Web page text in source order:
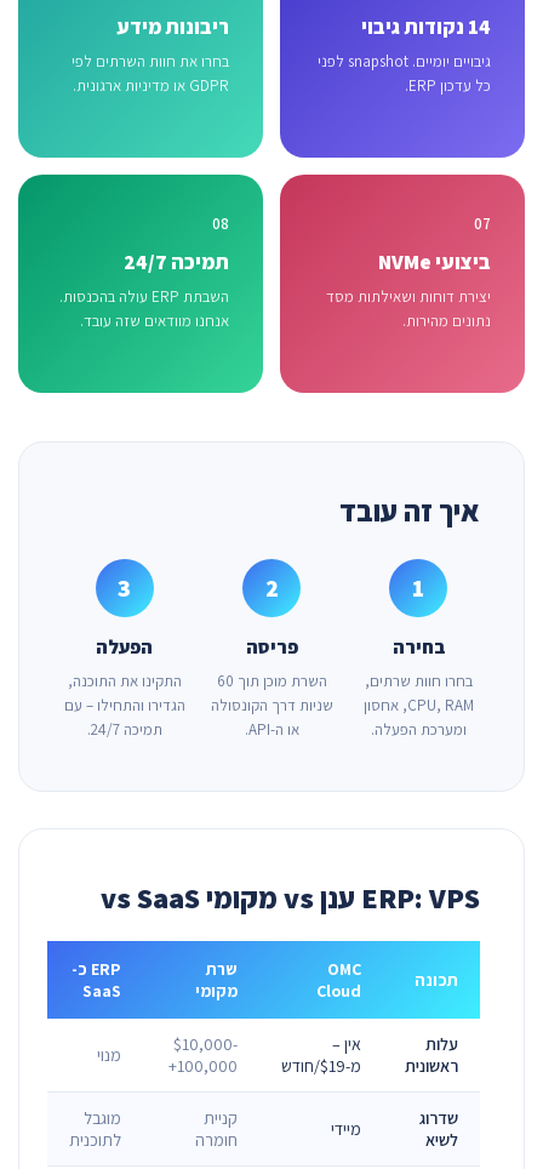
14 נקודות גיבוי
גיבויים יומיים. snapshot לפני
כל עדכון ERP.
ריבונות מידע
בחרו את חוות השרתים לפי
GDPR או מדיניות ארגונית.
07
ביצועי NVMe
יצירת דוחות ושאילתות מסד
נתונים מהירות.
08
תמיכה 24/7
השבתת ERP עולה בהכנסות.
אנחנו מוודאים שזה עובד.
איך זה עובד
1
בחירה
בחרו חוות שרתים,
CPU, RAM, אחסון
ומערכת הפעלה.
2
פריסה
השרת מוכן תוך 60
שניות דרך הקונסולה
או ה-API.
3
הפעלה
התקינו את התוכנה,
הגדירו והתחילו – עם
תמיכה 24/7.
ERP: VPS ענן vs מקומי vs SaaS
תכונה
OMC
Cloud
שרת
מקומי
ERP כ-
SaaS
עלות
ראשונית
אין –
מ-$19/חודש
$10,000-
100,000+
מנוי
שדרוג
לשיא
מיידי
קניית
חומרה
מוגבל
לתוכנית